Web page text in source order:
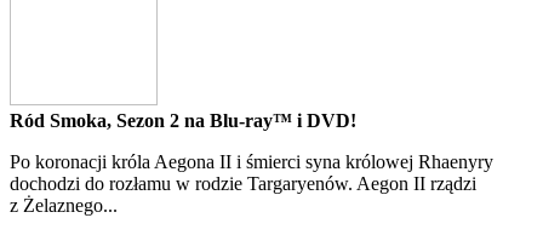
Ród Smoka, Sezon 2 na Blu-ray™ i DVD!
Po koronacji króla Aegona II i śmierci syna królowej Rhaenyry
dochodzi do rozłamu w rodzie Targaryenów. Aegon II rządzi
z Żelaznego...